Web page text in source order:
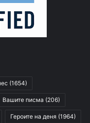
(1654)
Вашите писма (206)
Героите на деня (1964)